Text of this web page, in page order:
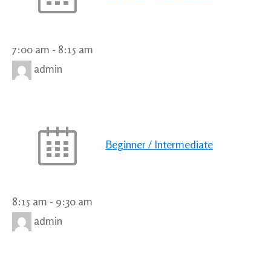
7:00 am - 8:15 am
admin
Beginner / Intermediate
8:15 am - 9:30 am
admin